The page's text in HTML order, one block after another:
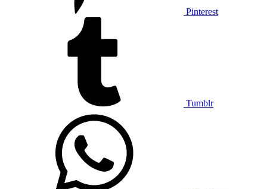
Pinterest
Tumblr